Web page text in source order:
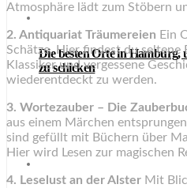
Die besten Orte in Hamburg,
zu schicken
Atmosphäre lädt zum Stöbern
2. Antiquariat Träumereien Ein
Schätze. Hier findest du seltene
Klassiker und vergessene
wiederentdeckt zu werden.
3. Wortezauber – Die
aus einem Märchen
sind gefüllt mit Büchern über
Hier wird Lesen zur magischen
4. Leselust an der Alster Mit